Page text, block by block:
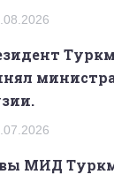
МИД